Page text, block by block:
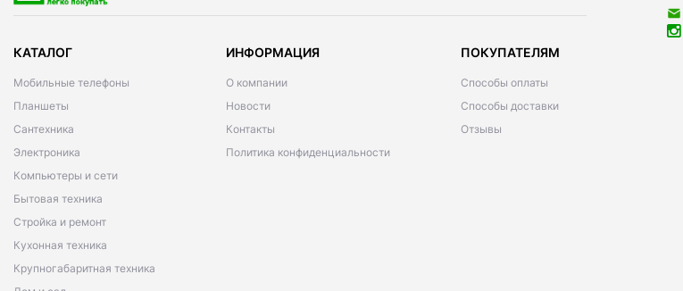
КАТАЛОГ
Мобильные телефоны
Планшеты
Сантехника
Электроника
Компьютеры и сети
Бытовая техника
Стройка и ремонт
Кухонная техника
Крупногабаритная техника
ИНФОРМАЦИЯ
О компании
Новости
Контакты
Политика конфиденциальности
ПОКУПАТЕЛЯМ
Способы оплаты
Способы доставки
Отзывы